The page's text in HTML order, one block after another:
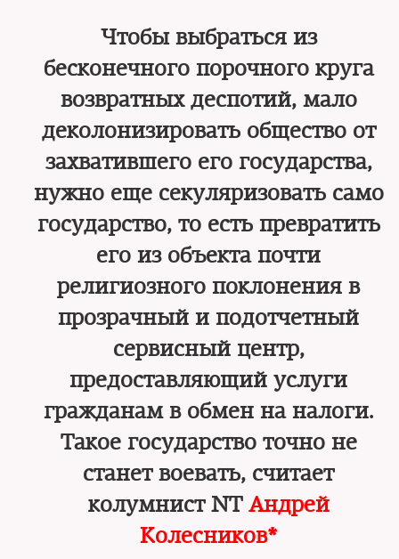
Чтобы выбраться из
бесконечного порочного круга
возвратных деспотий, мало
деколонизировать общество от
захватившего его государства,
нужно еще секуляризовать само
государство, то есть превратить
его из объекта почти
религиозного поклонения в
прозрачный и подотчетный
сервисный центр,
предоставляющий услуги
гражданам в обмен на налоги.
Такое государство точно не
станет воевать, считает
колумнист NT Андрей
Колесников*